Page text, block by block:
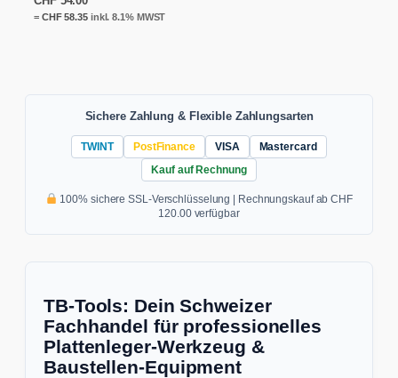
= CHF58.35inkl. 8.1% MWST
Sichere Zahlung & Flexible Zahlungsarten
TWINT PostFinance VISA
Mastercard
Kauf auf Rechnung
100% sichere SSL-Verschlüsselung | Rechnungskauf ab CHF
120.00 verfügbar
TB-Tools: Dein Schweizer
Fachhandel für professionelles
Plattenleger-Werkzeug &
Baustellen-Equipment